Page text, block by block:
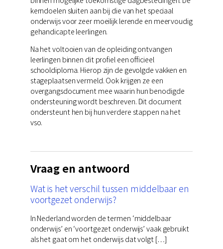
kerndoelen sluiten aan bij die van het speciaal
onderwijs voor zeer moeilijk lerende en meervoudig
gehandicapte leerlingen.
Na het voltooien van de opleiding ontvangen
leerlingen binnen dit profiel een officieel
schooldiploma. Hierop zijn de gevolgde vakken en
stageplaatsen vermeld. Ook krijgen ze een
overgangsdocument mee waarin hun benodigde
ondersteuning wordt beschreven. Dit document
ondersteunt hen bij hun verdere stappen na het
vso.
Vraag en antwoord
Wat is het verschil tussen middelbaar en
voortgezet onderwijs?
In Nederland worden de termen ‘middelbaar
onderwijs’ en ‘voortgezet onderwijs’ vaak gebruikt
als het gaat om het onderwijs dat volgt […]